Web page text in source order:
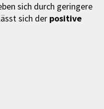
sich durch geringere
sich der positive